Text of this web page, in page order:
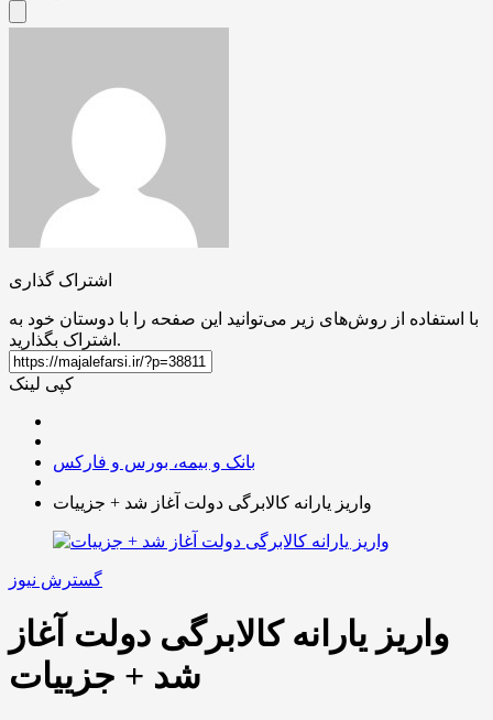
اشتراک گذاری
با استفاده از روش‌های زیر می‌توانید این صفحه را با دوستان خود به
اشتراک بگذارید.
کپی لینک
بانک و بیمه، بورس و فارکس
واریز یارانه کالابرگی دولت آغاز شد + جزییات
گسترش نیوز
واریز یارانه کالابرگی دولت آغاز
شد + جزییات